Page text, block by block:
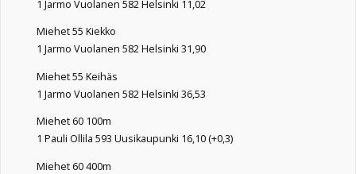
1 Jarmo Vuolanen 582 Helsinki 11,02
Miehet 55 Kiekko
1 Jarmo Vuolanen 582 Helsinki 31,90
Miehet 55 Keihäs
1 Jarmo Vuolanen 582 Helsinki 36,53
Miehet 60 100m
1 Pauli Ollila 593 Uusikaupunki 16,10 (+0,3)
Miehet 60 400m